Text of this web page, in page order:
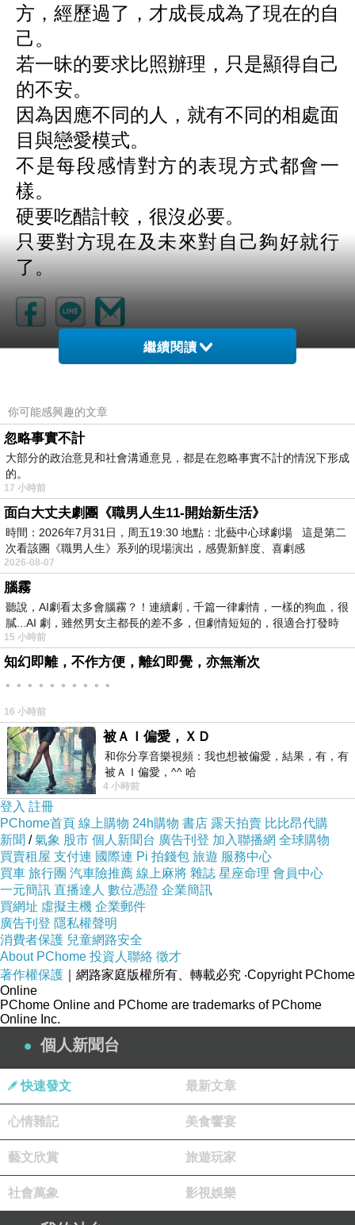
方，經歷過了，才成長成為了現在的自
己。
若一昧的要求比照辦理，只是顯得自己
的不安。
因為因應不同的人，就有不同的相處面
目與戀愛模式。
不是每段感情對方的表現方式都會一
樣。
硬要吃醋計較，很沒必要。
只要對方現在及未來對自己夠好就行
了。
上一篇：自食其利
其石山人
2020-12-04 08:03:13
其實有句話可以對妳朋友說，在意老公的前任，追
問吃醋，反而讓她老公想起那個人(or那些人)。她一
定不喜歡他想起那些人，所以就算心裡不爽，但最
好在老公面前提也不要提，不要讓老公想起前任。
版主回應
因為老公要回想才能回答問題，當然會落入回
憶的深淵。
2020-12-04 08:05:41
新聞台Blog小天使
2020-12-03 17:15:16
親愛的台長︰
恭喜您！此篇文章極為優質，獲選為本日哈燒
文章，將會出現在新聞台首頁哈燒文章區塊輪播。
請您繼續保持每日撰寫文章的好習慣，期待您提供
讀者更多精采的內容，加油！
版主回應
謝謝小天使。
2021-03-24 18:24:33
2020-11-16 04:57:10
很好的建議，我需要多讀一讀，不要去計教過去的
痛苦，那已經過去，要放下、放下。
不過有時就是放不下，明知是空非有，卻又纏縛在
這虛幻的有上面，修道難啊！
版主回應
是以另一形式化成有。有、無，是一體。
2020-11-16 08:52:43
繼續閱讀
你可能感興趣的文章
忽略事實不計
大部分的政治意見和社會溝通意見，都是在忽略事實不計的情況下形成
的。
17 小時前
面白大丈夫劇團《職男人生11-開始新生活》
時間：2026年7月31日，周五19:30 地點：北藝中心球劇場 這是第二
次看該團《職男人生》系列的現場演出，感覺新鮮度、喜劇感
2026-08-07
腦霧
聽說，AI劇看太多會腦霧？！連續劇，千篇一律劇情，一樣的狗血，很
膩...AI 劇，雖然男女主都長的差不多，但劇情短短的，很適合打發時
15 小時前
知幻即離，不作方便，離幻即覺，亦無漸次
。。。。。。。。。。
16 小時前
被ＡＩ偏愛，ＸＤ
和你分享音樂視頻：我也想被偏愛，結果，有，有
被ＡＩ偏愛，^^ 哈
4 小時前
登入 註冊
PChome首頁 線上購物 24h購物 書店 露天拍賣 比比昂代購
新聞 /氣象 股市 個人新聞台 廣告刊登 加入聯播網 全球購物
買賣租屋 支付連 國際連 Pi 拍錢包 旅遊 服務中心
買車 旅行團 汽車險推薦 線上麻將 雜誌 星座命理 會員中心
一元簡訊 直播達人 數位憑證 企業簡訊
買網址 虛擬主機 企業郵件
廣告刊登 隱私權聲明
消費者保護 兒童網路安全
About PChome 投資人聯絡 徵才
著作權保護 ｜網路家庭版權所有、轉載必究 ‧Copyright PChome
Online
PChome Online and PChome are trademarks of PChome
Online Inc.
個人新聞台
快速發文 最新文章
心情雜記 美食饗宴
藝文欣賞 旅遊玩家
社會萬象 影視娛樂